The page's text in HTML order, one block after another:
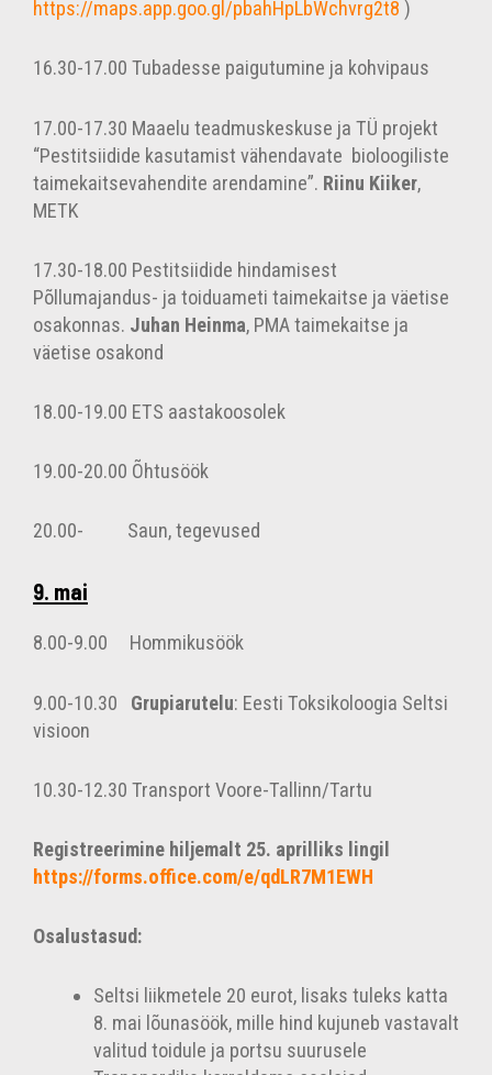
https://maps.app.goo.gl/pbahHpLbWchvrg2t8 )
16.30-17.00 Tubadesse paigutumine ja kohvipaus
17.00-17.30 Maaelu teadmuskeskuse ja TÜ projekt
“Pestitsiidide kasutamist vähendavate bioloogiliste
taimekaitsevahendite arendamine”. Riinu Kiiker,
METK
17.30-18.00 Pestitsiidide hindamisest
Põllumajandus- ja toiduameti taimekaitse ja väetise
osakonnas. Juhan Heinma, PMA taimekaitse ja
väetise osakond
18.00-19.00 ETS aastakoosolek
19.00-20.00 Õhtusöök
20.00- Saun, tegevused
9. mai
8.00-9.00 Hommikusöök
9.00-10.30 Grupiarutelu: Eesti Toksikoloogia Seltsi
visioon
10.30-12.30 Transport Voore-Tallinn/Tartu
Registreerimine hiljemalt 25. aprilliks lingil
https://forms.office.com/e/qdLR7M1EWH
Osalustasud:
Seltsi liikmetele 20 eurot, lisaks tuleks katta
8. mai lõunasöök, mille hind kujuneb vastavalt
valitud toidule ja portsu suurusele